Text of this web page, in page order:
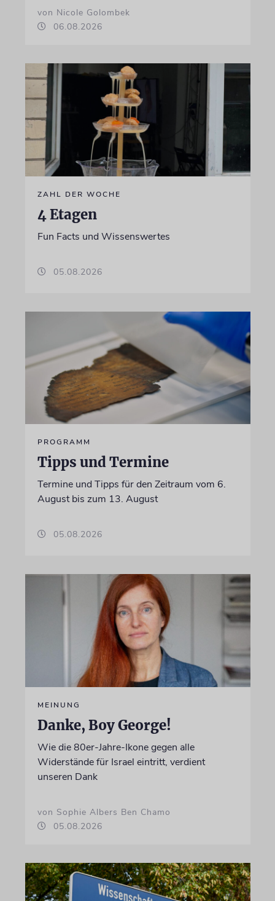
von Nicole Golombek
06.08.2026
ZAHL DER WOCHE
4 Etagen
Fun Facts und Wissenswertes
05.08.2026
PROGRAMM
Tipps und Termine
Termine und Tipps für den Zeitraum vom 6.
August bis zum 13. August
05.08.2026
MEINUNG
Danke, Boy George!
Wie die 80er-Jahre-Ikone gegen alle
Widerstände für Israel eintritt, verdient
unseren Dank
von Sophie Albers Ben Chamo
05.08.2026